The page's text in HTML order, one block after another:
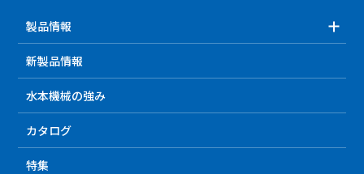
製品情報
新製品情報
水本機械の強み
カタログ
特集